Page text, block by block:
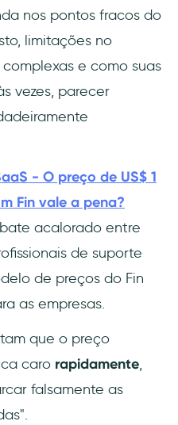
nos pontos fracos do
limitações no
e como suas
vezes, parecer
- O preço de US$ 1
Fin vale a pena?
acalorado entre
de suporte
de preços do Fin
as empresas.
que o preço
caro rapidamente,
falsamente as